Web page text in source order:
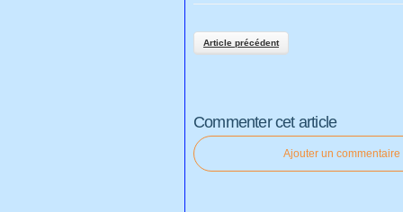
Article précédent
Commenter cet article
Ajouter un commentaire